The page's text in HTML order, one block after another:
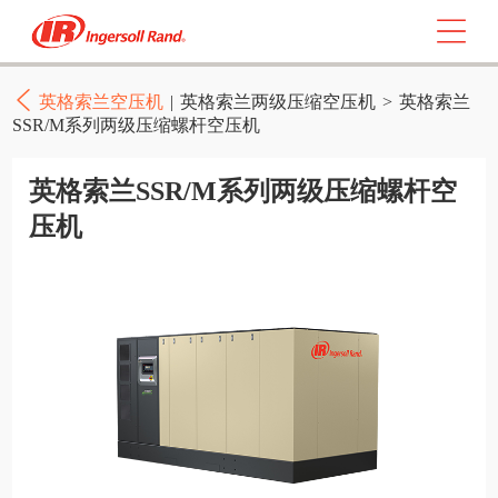
英格索兰空压机 | 英格索兰两级压缩空压机 > 英格索兰
SSR/M系列两级压缩螺杆空压机
英格索兰SSR/M系列两级压缩螺杆空
压机